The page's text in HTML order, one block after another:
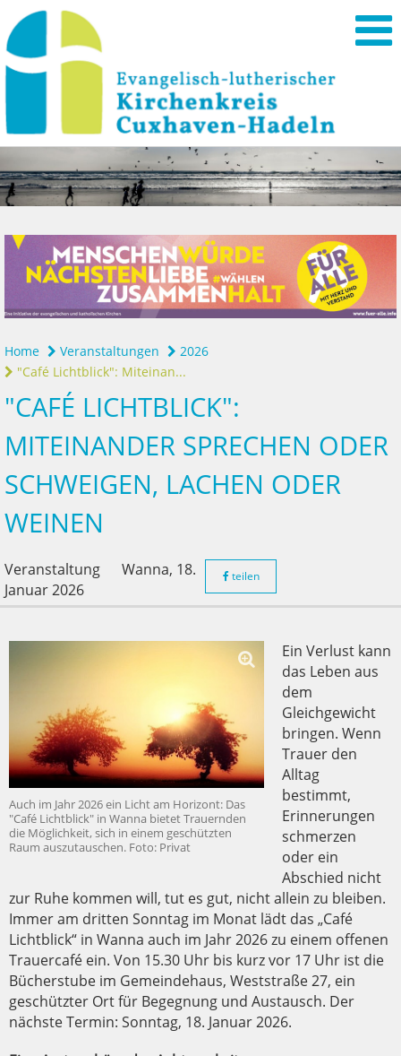
Home Veranstaltungen
2026
"Café Lichtblick": Miteinan...
"CAFÉ LICHTBLICK":
MITEINANDER SPRECHEN ODER
SCHWEIGEN, LACHEN ODER
WEINEN
Veranstaltung Wanna, 18.
Januar 2026
teilen
Auch im Jahr 2026 ein Licht am Horizont: Das
"Café Lichtblick" in Wanna bietet Trauernden
die Möglichkeit, sich in einem geschützten
Raum auszutauschen. Foto: Privat
Ein Verlust kann
das Leben aus
dem
Gleichgewicht
bringen. Wenn
Trauer den
Alltag
bestimmt,
Erinnerungen
schmerzen
oder ein
Abschied nicht
zur Ruhe kommen will, tut es gut, nicht allein zu bleiben.
Immer am dritten Sonntag im Monat lädt das „Café
Lichtblick“ in Wanna auch im Jahr 2026 zu einem offenen
Trauercafé ein. Von 15.30 Uhr bis kurz vor 17 Uhr ist die
Bücherstube im Gemeindehaus, Weststraße 27, ein
geschützter Ort für Begegnung und Austausch. Der
nächste Termin: Sonntag, 18. Januar 2026.